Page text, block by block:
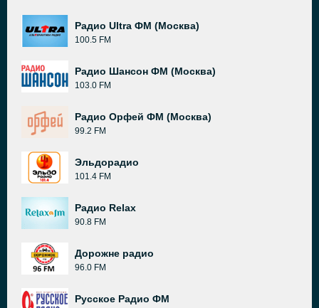
Радио Ultra ФМ (Москва)
100.5 FM
Радио Шансон ФМ (Москва)
103.0 FM
Радио Орфей ФМ (Москва)
99.2 FM
Эльдорадио
101.4 FM
Радио Relax
90.8 FM
Дорожне радио
96.0 FM
Русское Радио ФМ